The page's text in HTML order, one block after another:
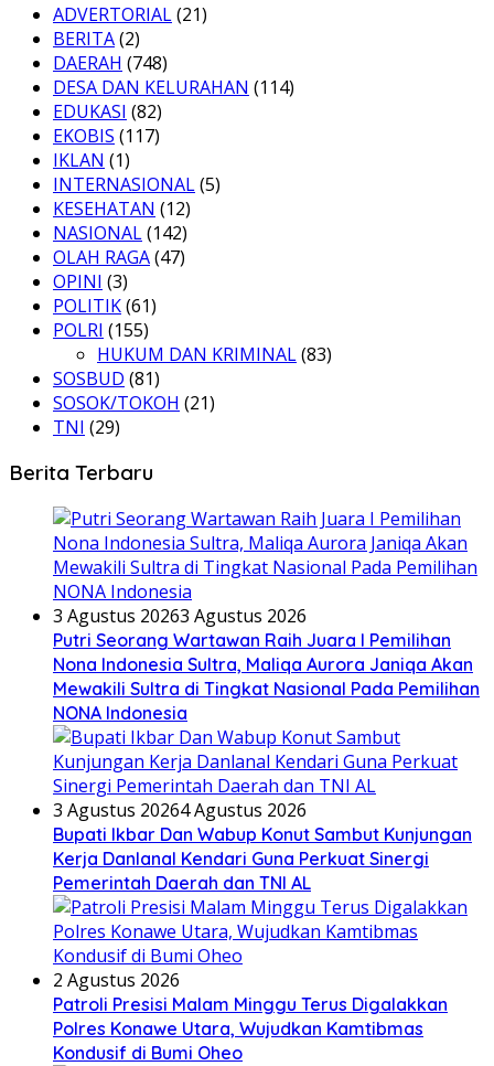
ADVERTORIAL(21)
BERITA(2)
DAERAH (748)
DESA DAN KELURAHAN (114)
EDUKASI (82)
EKOBIS (117)
IKLAN (1)
INTERNASIONAL(5)
KESEHATAN (12)
NASIONAL(142)
OLAH RAGA(47)
OPINI (3)
POLITIK(61)
POLRI (155)
HUKUM DAN KRIMINAL(83)
SOSBUD (81)
SOSOK/TOKOH (21)
TNI (29)
Berita Terbaru
3 Agustus 20263 Agustus 2026
Putri Seorang Wartawan ‎Raih Juara I Pemilihan
Nona Indonesia Sultra, Maliqa Aurora Janiqa Akan
Mewakili Sultra di Tingkat Nasional Pada Pemilihan
NONA Indonesia
3 Agustus 20264 Agustus 2026
Bupati Ikbar Dan Wabup Konut Sambut Kunjungan
Kerja Danlanal Kendari Guna Perkuat Sinergi
Pemerintah Daerah dan TNI AL
2 Agustus 2026
Patroli Presisi Malam Minggu Terus Digalakkan
Polres Konawe Utara, Wujudkan Kamtibmas
Kondusif di Bumi Oheo